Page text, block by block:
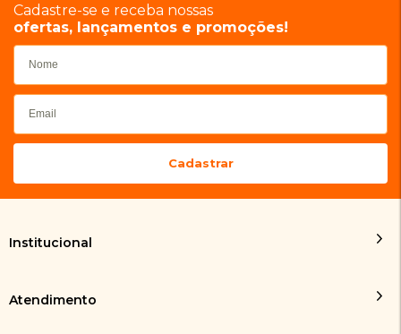
Cadastre-se e receba nossas
ofertas, lançamentos e promoções!
Institucional
Atendimento